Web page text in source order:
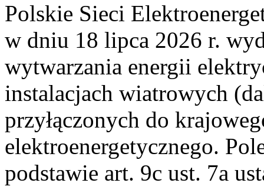
Polskie Sieci
w dniu 18 lipca 2026 r.
wytwarzania energii
instalacjach wiatrowych
przyłączonych do
elektroenergetycznego.
podstawie art. 9c ust. 7a